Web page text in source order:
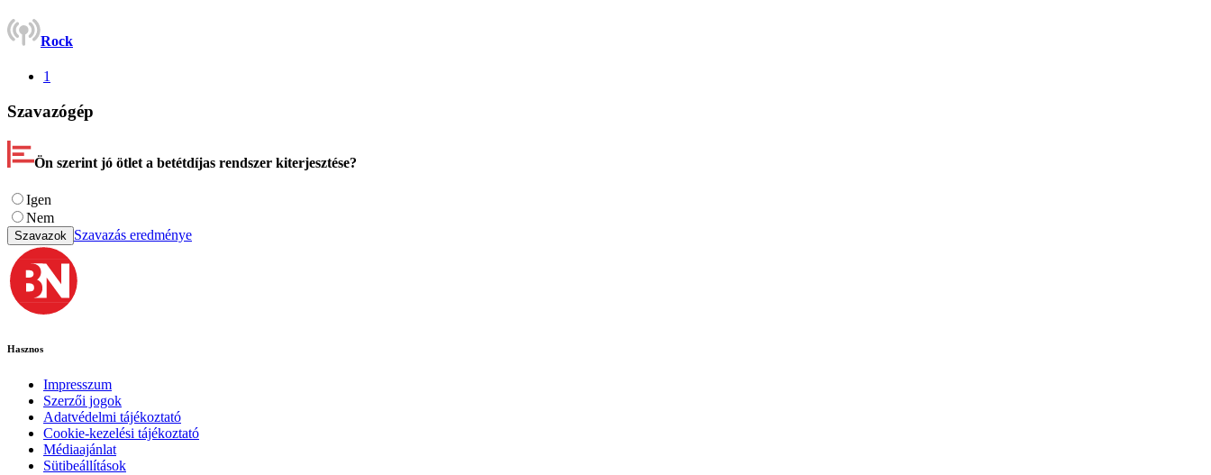
Rock
1
Szavazógép
Ön szerint jó ötlet a betétdíjas rendszer kiterjesztése?
Igen
Nem
Szavazok Szavazás eredménye
Hasznos
Impresszum
Szerzői jogok
Adatvédelmi tájékoztató
Cookie-kezelési tájékoztató
Médiaajánlat
Sütibeállítások